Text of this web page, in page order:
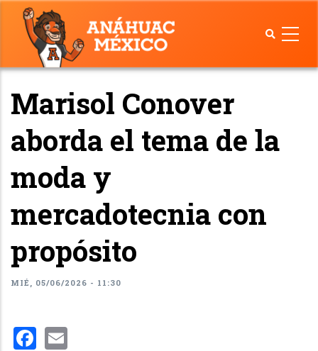
Pasar
contenido
principal
Marisol Conover
aborda el tema de la
moda y
mercadotecnia con
propósito
MIÉ, 05/06/2026 - 11:30
Facebook